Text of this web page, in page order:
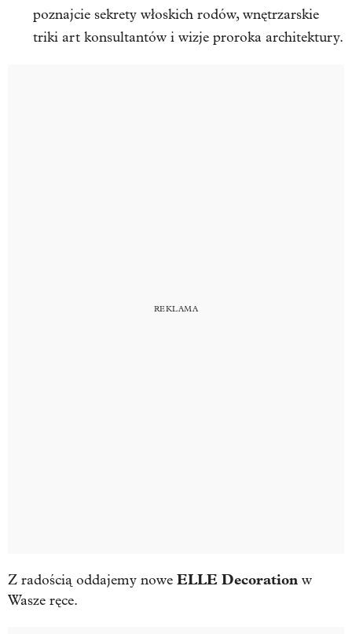
poznajcie sekrety włoskich rodów, wnętrzarskie
triki art konsultantów i wizje proroka architektury.
Z radością oddajemy nowe ELLE Decoration w
Wasze ręce.